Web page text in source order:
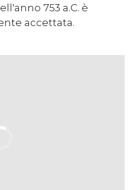
753 a.C. è
accettata.